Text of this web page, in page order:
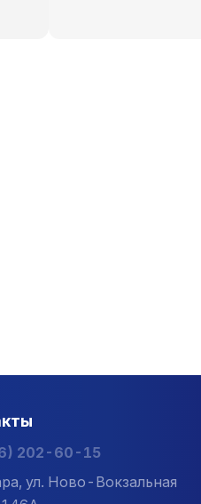
202-60-15
ул. Ново-Вокзальная